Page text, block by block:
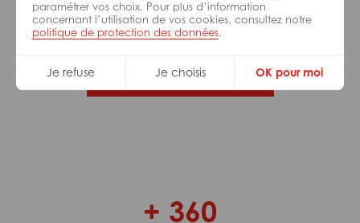
paramétrer vos choix. Pour plus d’information
concernant l’utilisation de vos cookies, consultez notre
politique de protection des données.
Je refuse Je choisis OK pour moi
De nombreuses autres missions peuvent vous
correspondre, consultez toutes nos offres.
Trouvez votre job Adéquat !
+ 360